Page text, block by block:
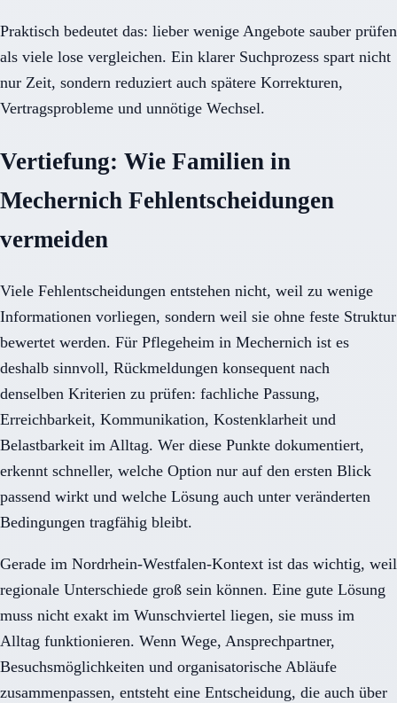
Praktisch bedeutet das: lieber wenige Angebote sauber prüfen
als viele lose vergleichen. Ein klarer Suchprozess spart nicht
nur Zeit, sondern reduziert auch spätere Korrekturen,
Vertragsprobleme und unnötige Wechsel.
Vertiefung: Wie Familien in
Mechernich Fehlentscheidungen
vermeiden
Viele Fehlentscheidungen entstehen nicht, weil zu wenige
Informationen vorliegen, sondern weil sie ohne feste Struktur
bewertet werden. Für Pflegeheim in Mechernich ist es
deshalb sinnvoll, Rückmeldungen konsequent nach
denselben Kriterien zu prüfen: fachliche Passung,
Erreichbarkeit, Kommunikation, Kostenklarheit und
Belastbarkeit im Alltag. Wer diese Punkte dokumentiert,
erkennt schneller, welche Option nur auf den ersten Blick
passend wirkt und welche Lösung auch unter veränderten
Bedingungen tragfähig bleibt.
Gerade im Nordrhein-Westfalen-Kontext ist das wichtig, weil
regionale Unterschiede groß sein können. Eine gute Lösung
muss nicht exakt im Wunschviertel liegen, sie muss im
Alltag funktionieren. Wenn Wege, Ansprechpartner,
Besuchsmöglichkeiten und organisatorische Abläufe
zusammenpassen, entsteht eine Entscheidung, die auch über